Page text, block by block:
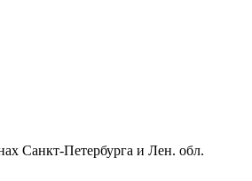
Санкт-Петербурга и Лен. обл.